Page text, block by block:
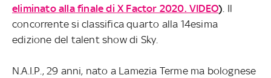
eliminato alla finale di X Factor 2020. VIDEO). Il
concorrente si classifica quarto alla 14esima
edizione del talent show di Sky.
N.A.I.P., 29 anni, nato a Lamezia Terme ma bolognese